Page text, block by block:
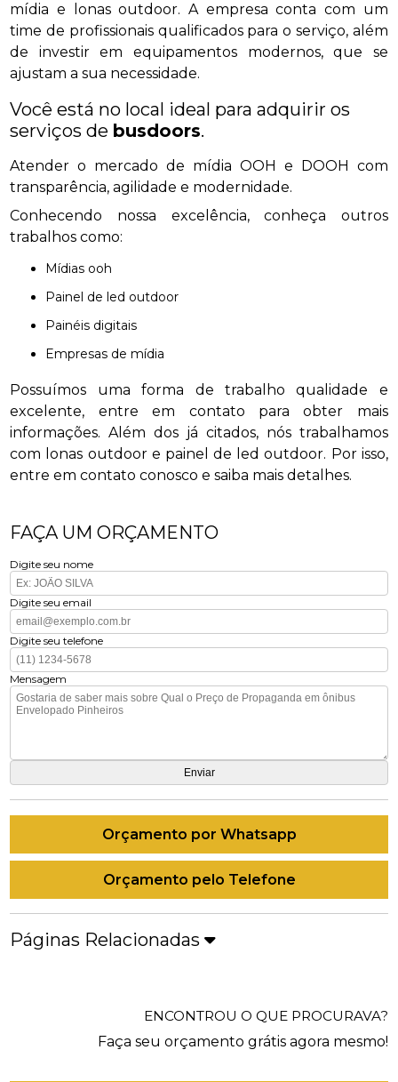
mídia e lonas outdoor. A empresa conta com um
time de profissionais qualificados para o serviço, além
de investir em equipamentos modernos, que se
ajustam a sua necessidade.
Você está no local ideal para adquirir os
serviços de busdoors.
Atender o mercado de mídia OOH e DOOH com
transparência, agilidade e modernidade.
Conhecendo nossa excelência, conheça outros
trabalhos como:
mídias ooh
painel de led outdoor
painéis digitais
empresas de mídia
Possuímos uma forma de trabalho qualidade e
excelente, entre em contato para obter mais
informações. Além dos já citados, nós trabalhamos
com lonas outdoor e painel de led outdoor. Por isso,
entre em contato conosco e saiba mais detalhes.
FAÇA UM ORÇAMENTO
Digite seu nome
Digite seu email
Digite seu telefone
Mensagem
Orçamento por Whatsapp
Orçamento pelo Telefone
Páginas Relacionadas
ENCONTROU O QUE PROCURAVA?
Faça seu orçamento grátis agora mesmo!